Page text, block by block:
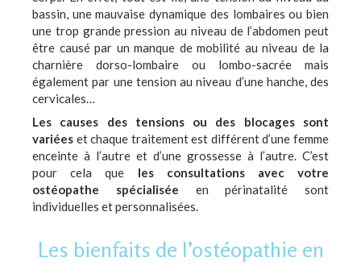
bassin, une mauvaise dynamique des lombaires ou bien
une trop grande pression au niveau de l’abdomen peut
être causé par un manque de mobilité au niveau de la
charnière dorso-lombaire ou lombo-sacrée mais
également par une tension au niveau d’une hanche, des
cervicales…
Les causes des tensions ou des blocages sont
variées et chaque traitement est différent d’une femme
enceinte à l’autre et d’une grossesse à l’autre. C’est
pour cela que les consultations avec votre
ostéopathe spécialisée en périnatalité sont
individuelles et personnalisées.
Les bienfaits de l’ostéopathie en